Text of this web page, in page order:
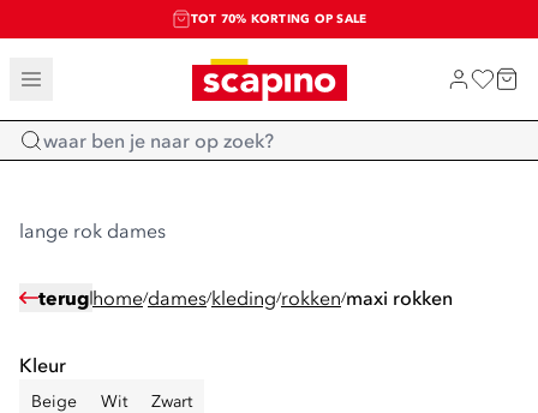
TOT 70% KORTING OP SALE
SALE: LAATSTE KANS!
SHOP NIEUW
Home
lange rok dames
terug home/dames/kleding/rokken/maxi rokken
Kleur
Beige Wit Zwart